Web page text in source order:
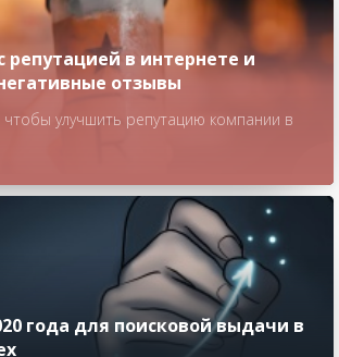
репутацией в интернете и
отзывы
чтобы улучшить репутацию компании в
года для поисковой выдачи в